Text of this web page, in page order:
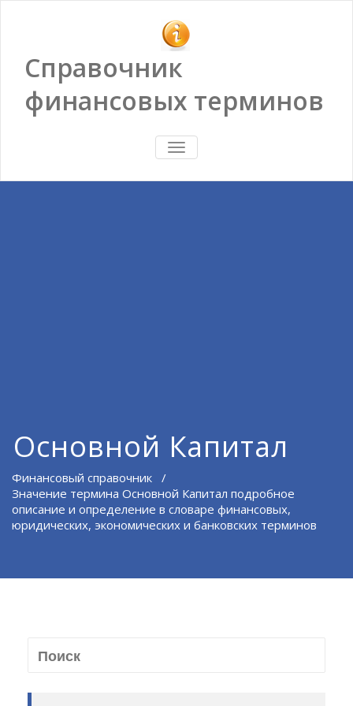
Справочник
финансовых терминов
ПОКАЗАТЬ/
СКРЫТЬ
Основной Капитал
Финансовый справочник /
Значение термина Основной Капитал подробное
описание и определение в словаре финансовых,
юридических, экономических и банковских терминов